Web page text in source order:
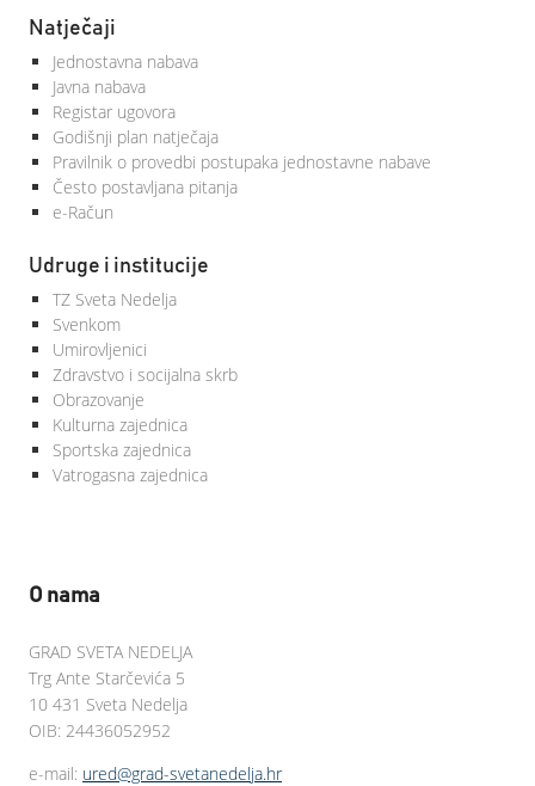
Natječaji
Jednostavna nabava
Javna nabava
Registar ugovora
Godišnji plan natječaja
Pravilnik o provedbi postupaka jednostavne nabave
Često postavljana pitanja
e-Račun
Udruge i institucije
TZ Sveta Nedelja
Svenkom
Umirovljenici
Zdravstvo i socijalna skrb
Obrazovanje
Kulturna zajednica
Sportska zajednica
Vatrogasna zajednica
O nama
GRAD SVETA NEDELJA
Trg Ante Starčevića 5
10 431 Sveta Nedelja
OIB: 24436052952
e-mail: ured@grad-svetanedelja.hr